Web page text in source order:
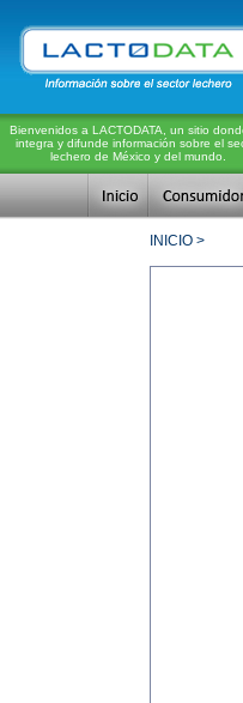
Bienvenidos a LACTODATA, un sitio
integra y difunde información sobre el
lechero de México y del mundo.
INICIO >